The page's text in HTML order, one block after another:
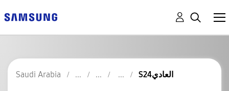
Saudi Arabia S24العادي